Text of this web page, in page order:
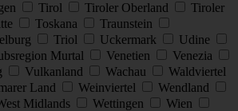
Tirol Tiroler Oberland
Tiroler
Toskana
Traunstein
Triol Uckermark
Udine
Murtal Venetien
Venezia
Vulkanland Wachau
Waldviertel
Land Weinviertel
Wendland
Midlands Wettingen
Wien